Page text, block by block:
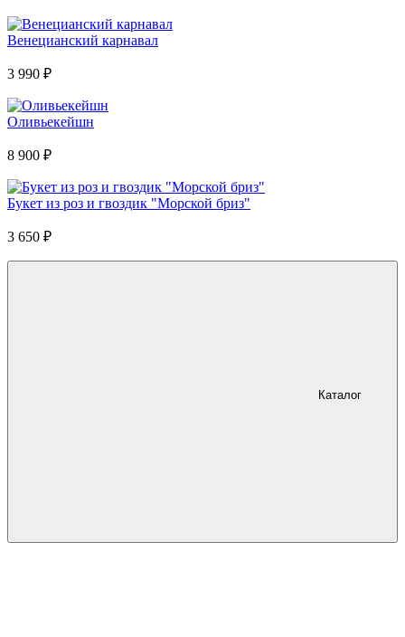
Венецианский карнавал
3 990 ₽
Оливьекейшн
8 900 ₽
Букет из роз и гвоздик "Морской бриз"
3 650 ₽
Каталог